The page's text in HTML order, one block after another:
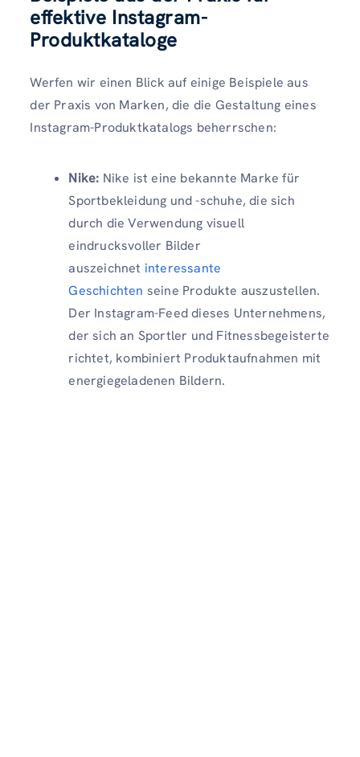
effektive Instagram-
Produktkataloge
Werfen wir einen Blick auf einige Beispiele aus
der Praxis von Marken, die die Gestaltung eines
Instagram-Produktkatalogs beherrschen:
Nike: Nike ist eine bekannte Marke für
Sportbekleidung und -schuhe, die sich
durch die Verwendung visuell
eindrucksvoller Bilder
auszeichnet interessante
Geschichten seine Produkte auszustellen.
Der Instagram-Feed dieses Unternehmens,
der sich an Sportler und Fitnessbegeisterte
richtet, kombiniert Produktaufnahmen mit
energiegeladenen Bildern.